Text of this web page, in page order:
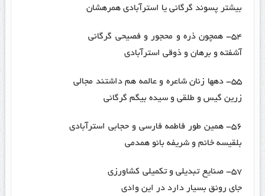
بیشتر پسوند گرگانی یا استرآبادی همرهشان
۵۴- همچون ذره و محجور و فصیحی گرگانی
آشفته و برهان و ذوقی استرآبادی
۵۵- دهها زنان شاعره و عالمه هم داشتند مجالی
زرین گیس و طلقی و سیده بیگم گرگانی
۵۶- همین طور فاطمه فارسی و حجابی استرآبادی
بلقیسه خانم و شریفه بانو همدمی
۵۷- صنایع تبدیلی و تکمیلی کشاورزی
جای رونق بسیار دارد در این وادی